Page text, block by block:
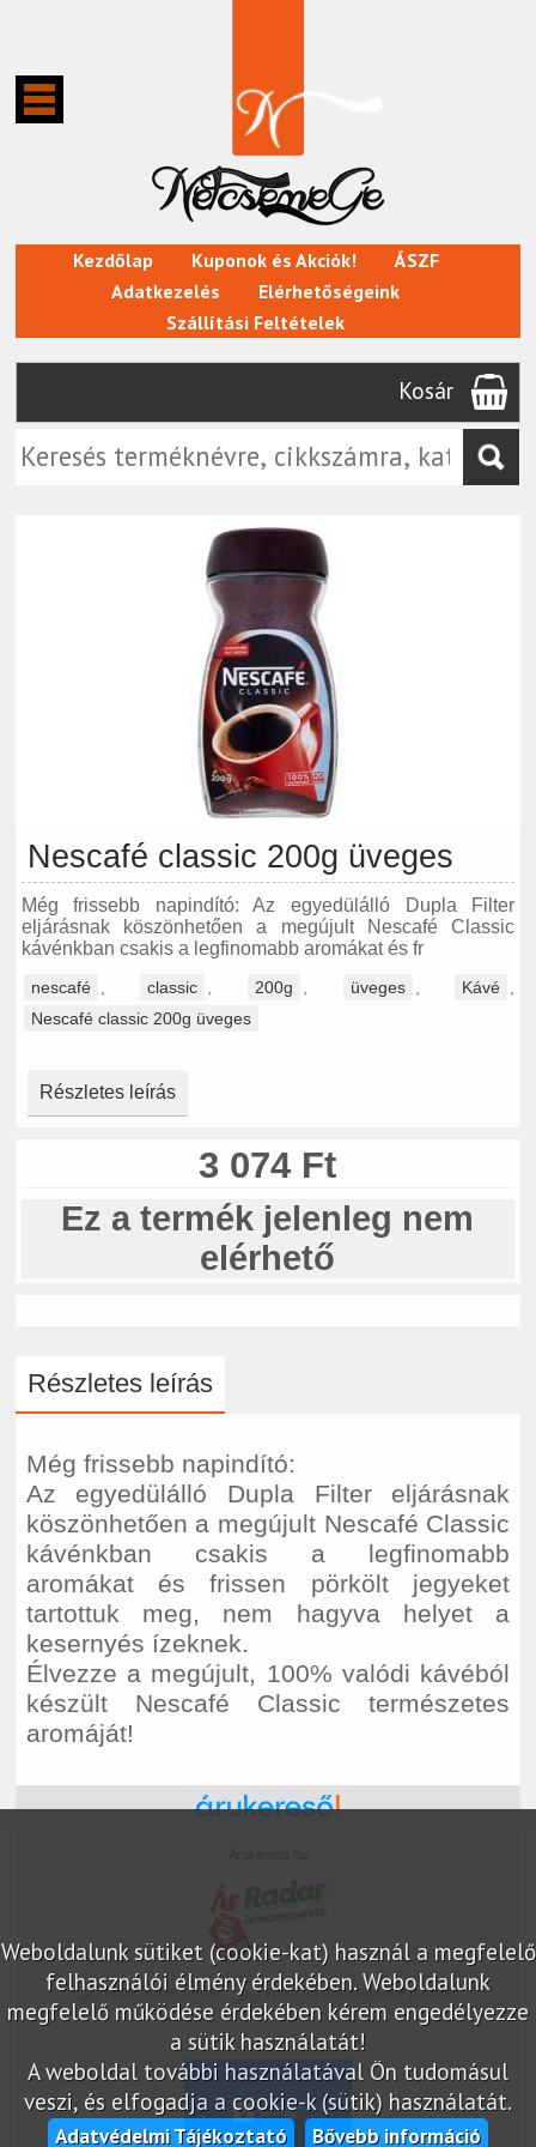
Kezdőlap Kuponok és Akciók!
ÁSZF
Adatkezelés
Elérhetőségeink
Szállítási Feltételek
Kosár
Nescafé classic 200g üveges
Még frissebb napindító: Az egyedülálló Dupla Filter
eljárásnak köszönhetően a megújult Nescafé Classic
kávénkban csakis a legfinomabb aromákat és fr
nescafé classic 200g üveges Kávé
Nescafé classic 200g üveges
Részletes leírás
3 074 Ft
Ez a termék jelenleg nem
elérhető
Részletes leírás
Még frissebb napindító:
Az egyedülálló Dupla Filter eljárásnak
köszönhetően a megújult Nescafé Classic
kávénkban csakis a legfinomabb
aromákat és frissen pörkölt jegyeket
tartottuk meg, nem hagyva helyet a
kesernyés ízeknek.
Élvezze a megújult, 100% valódi kávéból
készült Nescafé Classic természetes
aromáját!
Weboldalunk sütiket (cookie-kat) használ a megfelelő
felhasználói élmény érdekében. Weboldalunk
megfelelő működése érdekében kérem engedélyezze
a sütik használatát!
A weboldal további használatával Ön tudomásul
veszi, és elfogadja a cookie-k (sütik) használatát.
Adatvédelmi Tájékoztató Bővebb információ
marketplace partner